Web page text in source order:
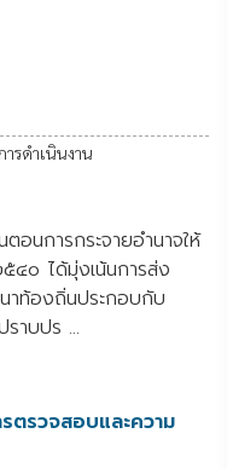
รดำเนินงาน
นการกระจายอำนาจให้
๐ ได้มุ่งเน้นการส่ง
าท้องถิ่นประกอบกับ
าบปร ...
ตรวจสอบและความ